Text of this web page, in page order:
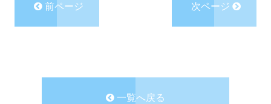
前ページ 次ページ
一覧へ戻る